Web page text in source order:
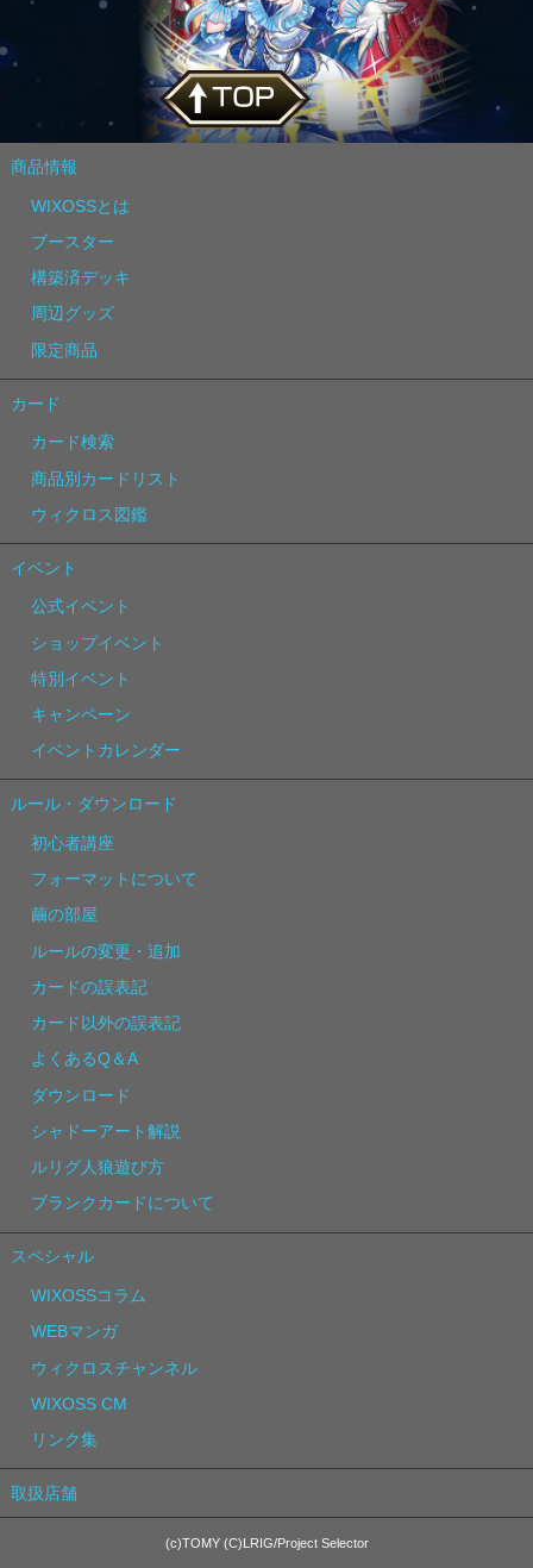
商品情報
WIXOSSとは
ブースター
構築済デッキ
周辺グッズ
限定商品
カード
カード検索
商品別カードリスト
ウィクロス図鑑
イベント
公式イベント
ショップイベント
特別イベント
キャンペーン
イベントカレンダー
ルール・ダウンロード
初心者講座
フォーマットについて
繭の部屋
ルールの変更・追加
カードの誤表記
カード以外の誤表記
よくあるQ＆A
ダウンロード
シャドーアート解説
ルリグ人狼遊び方
ブランクカードについて
スペシャル
WIXOSSコラム
WEBマンガ
ウィクロスチャンネル
WIXOSS CM
リンク集
取扱店舗
(c)TOMY (C)LRIG/Project Selector